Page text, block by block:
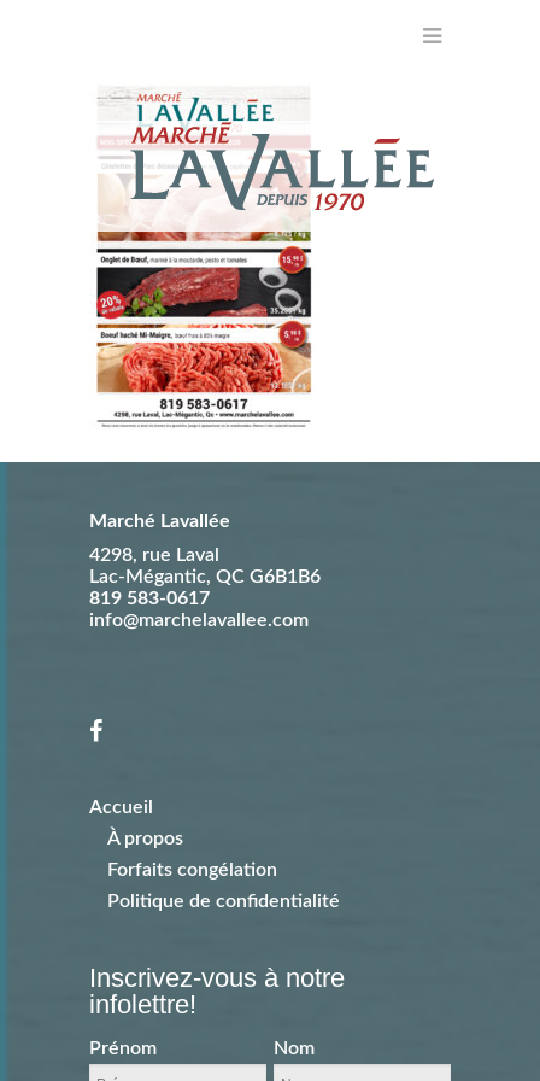
Marché Lavallée
4298, rue Laval
Lac-Mégantic, QC G6B1B6
819 583-0617
info@marchelavallee.com
Accueil
À propos
Forfaits congélation
Politique de confidentialité
Inscrivez-vous à notre
infolettre!
Prénom Nom